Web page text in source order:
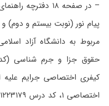
– در صفحه ۱۸
مربوط به دانشگاه آزاد
کیفری اختصاصی جرایم